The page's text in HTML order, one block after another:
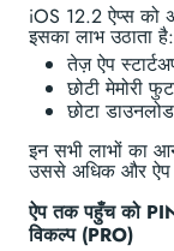
iOS 12.2 ऐप्स
इसका लाभ उठाता है:
तेज़ ऐप
छोटी मेमोरी
छोटा
इन सभी लाभों का
उससे अधिक और ऐप
ऐप तक पहुँच को
विकल्प (PRO)